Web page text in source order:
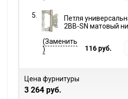
Петля
2BB-SN матовый
116 руб.
Цена фурнитуры
3 264 руб.